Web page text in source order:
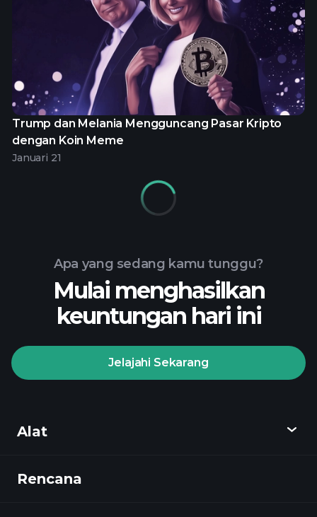
Trump dan Melania Mengguncang Pasar Kripto
dengan Koin Meme
Januari 21
Apa yang sedang kamu tunggu?
Mulai menghasilkan
keuntungan hari ini
Jelajahi Sekarang
Alat
Temukan
Rencana